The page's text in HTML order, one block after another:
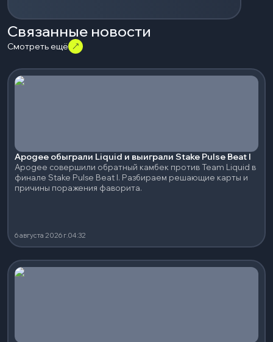
Связанные новости
Смотреть ещё
Apogee обыграли Liquid и выиграли Stake Pulse Beat I
Apogee совершили обратный камбек против Team Liquid в
финале Stake Pulse Beat I. Разбираем решающие карты и
причины поражения фаворита.
6 августа 2026 г.04:32